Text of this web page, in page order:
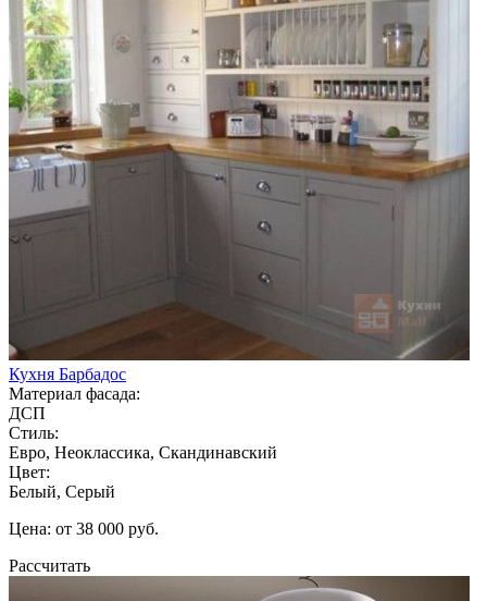
Кухня Барбадос
Материал фасада:
ДСП
Стиль:
Евро, Неоклассика, Скандинавский
Цвет:
Белый, Серый
Цена: от 38 000 руб.
Рассчитать